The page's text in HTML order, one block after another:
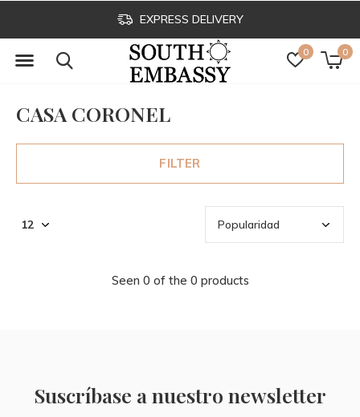
0 0
EXPRESS DELIVERY
CASA CORONEL
FILTER
Seen 0 of the 0 products
Suscríbase a nuestro newsletter